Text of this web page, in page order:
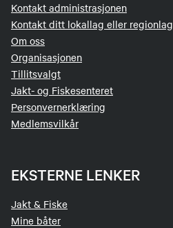
Kontakt administrasjonen
Kontakt ditt lokallag eller regionlag
Om oss
Organisasjonen
Tillitsvalgt
Jakt- og Fiskesenteret
Personvernerklæring
Medlemsvilkår
EKSTERNE LENKER
Jakt & Fiske
Mine båter